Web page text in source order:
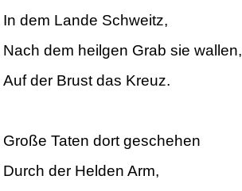
In dem Lande Schweitz,
Nach dem heilgen Grab sie wallen,
Auf der Brust das Kreuz.
Große Taten dort geschehen
Durch der Helden Arm,